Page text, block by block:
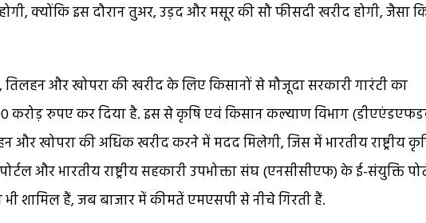
क्योंकि इस दौरान तुअर, उड़द और मसूर की सौ फीसदी खरीद होगी, जैसा
और खोपरा की खरीद के लिए किसानों से मौजूदा सरकारी गारंटी का
करोड़ रुपए कर दिया है. इस से कृषि एवं किसान कल्याण विभाग
खोपरा की अधिक खरीद करने में मदद मिलेगी, जिस में भारतीय राष्ट्रीय
और भारतीय राष्ट्रीय सहकारी उपभोक्ता संघ (एनसीसीएफ) के ई-संयुक्ति
शामिल हैं, जब बाजार में कीमतें एमएसपी से नीचे गिरती हैं.